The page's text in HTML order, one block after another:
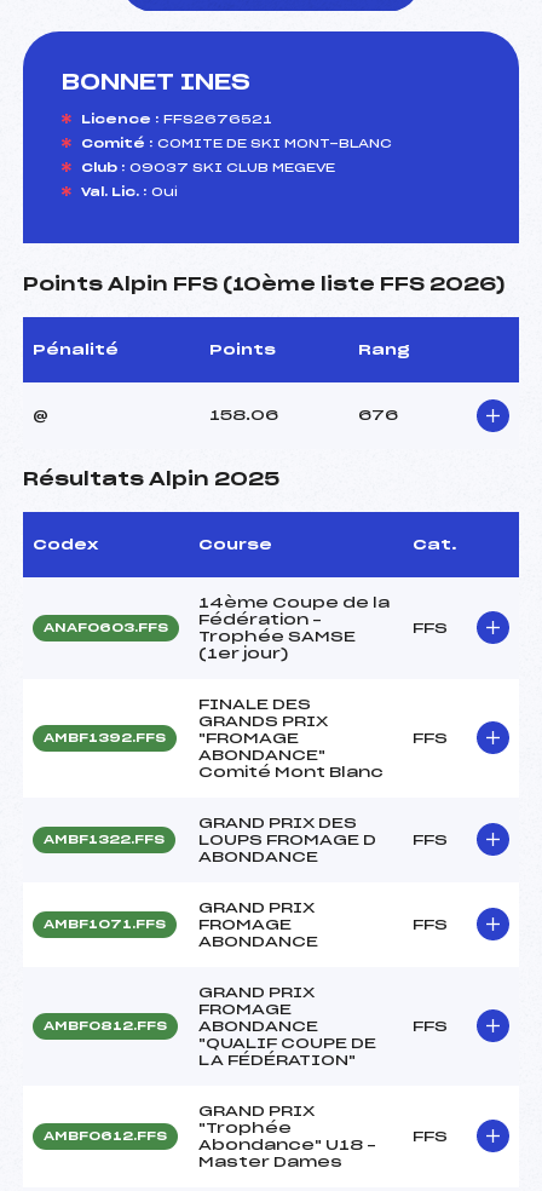
BONNET INES
Licence : FFS2676521
Comité : COMITE DE SKI MONT-BLANC
Club : 09037 SKI CLUB MEGEVE
Val. Lic. : Oui
Points Alpin FFS (10ème liste FFS 2026)
Pénalité Points Rang
@ 158.06 676
Résultats Alpin 2025
Codex Course Cat.
ANAF0603.FFS
14ème Coupe de la
Fédération –
Trophée SAMSE
(1er jour)
FFS
AMBF1392.FFS
FINALE DES
GRANDS PRIX
"FROMAGE
ABONDANCE"
Comité Mont Blanc
FFS
AMBF1322.FFS
GRAND PRIX DES
LOUPS FROMAGE D
ABONDANCE
FFS
AMBF1071.FFS
GRAND PRIX
FROMAGE
ABONDANCE
FFS
AMBF0812.FFS
GRAND PRIX
FROMAGE
ABONDANCE
"QUALIF COUPE DE
LA FÉDÉRATION"
FFS
AMBF0612.FFS
GRAND PRIX
"Trophée
Abondance" U18 –
Master Dames
FFS